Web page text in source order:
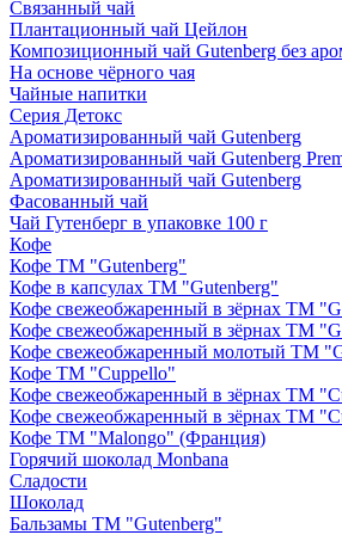
Связанный чай
Плантационный чай Цейлон
Композиционный чай Gutenberg без
На основе чёрного чая
Чайные напитки
Серия Детокс
Ароматизированный чай Gutenberg
Ароматизированный чай Gutenberg
Ароматизированный чай Gutenberg
Фасованный чай
Чай Гутенберг в упаковке 100 г
Кофе
Кофе ТМ "Gutenberg"
Кофе в капсулах ТМ "Gutenberg"
Кофе свежеобжаренный в зёрнах ТМ
Кофе свежеобжаренный в зёрнах ТМ
Кофе свежеобжаренный молотый ТМ
Кофе ТМ "Cuppello"
Кофе свежеобжаренный в зёрнах ТМ
Кофе свежеобжаренный в зёрнах ТМ
Кофе ТМ "Malongo" (Франция)
Горячий шоколад Monbana
Сладости
Шоколад
Бальзамы ТМ "Gutenberg"